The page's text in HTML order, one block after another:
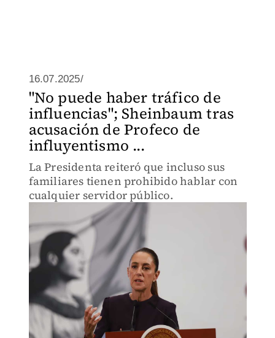
16.07.2025/
"No puede haber tráfico de
influencias"; Sheinbaum tras
acusación de Profeco de
influyentismo ...
La Presidenta reiteró que incluso sus
familiares tienen prohibido hablar con
cualquier servidor público.